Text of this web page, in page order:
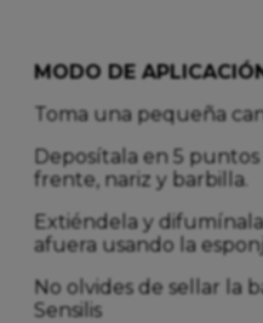
MODO DE
Toma una pequeña
Deposítala en 5
frente, nariz y barbilla.
Extiéndela y
afuera usando la
No olvides de sellar la
Sensilis